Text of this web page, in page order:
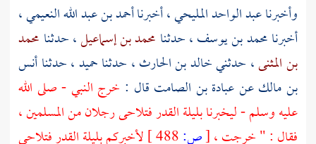
وأخبرناعبد الواحد المليحي، أخبرناأحمد بن عبد الله النعيمي،
أخبرنامحمد بن يوسف، حدثنا محمد بن إسماعيل، حدثنا محمد
بن المثنى، حدثنيخالد بن الحارث، حدثناحميد ،حدثناأنس
بن مالكعنعبادة بن الصامت قال : خرج النبي - صلى الله
عليه وسلم - ليخبرنا بليلة القدر فتلاحى رجلان من المسلمين ،
فقال : " خرجت ،[ص:
لأخبركم بليلة القدر فتلاحى